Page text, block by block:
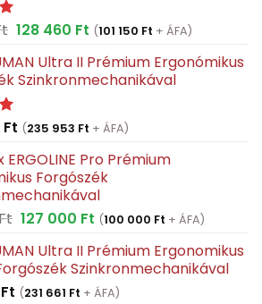
Original
was:
214
128 460 FtCurrent
is:
128
(101 150 Ft + ÁFA)
Ultra II Prémium Ergonómikus
Szinkronmechanikával
Ft (235 953 Ft + ÁFA)
ERGOLINE Pro Prémium
Forgószék
Original
was:
158
850 Ft.
127 000 FtCurrent
is:
127
000 Ft.
(100 000 Ft + ÁFA)
Ultra II Prémium Ergonomikus
Szinkronmechanikával
Ft (231 661 Ft + ÁFA)